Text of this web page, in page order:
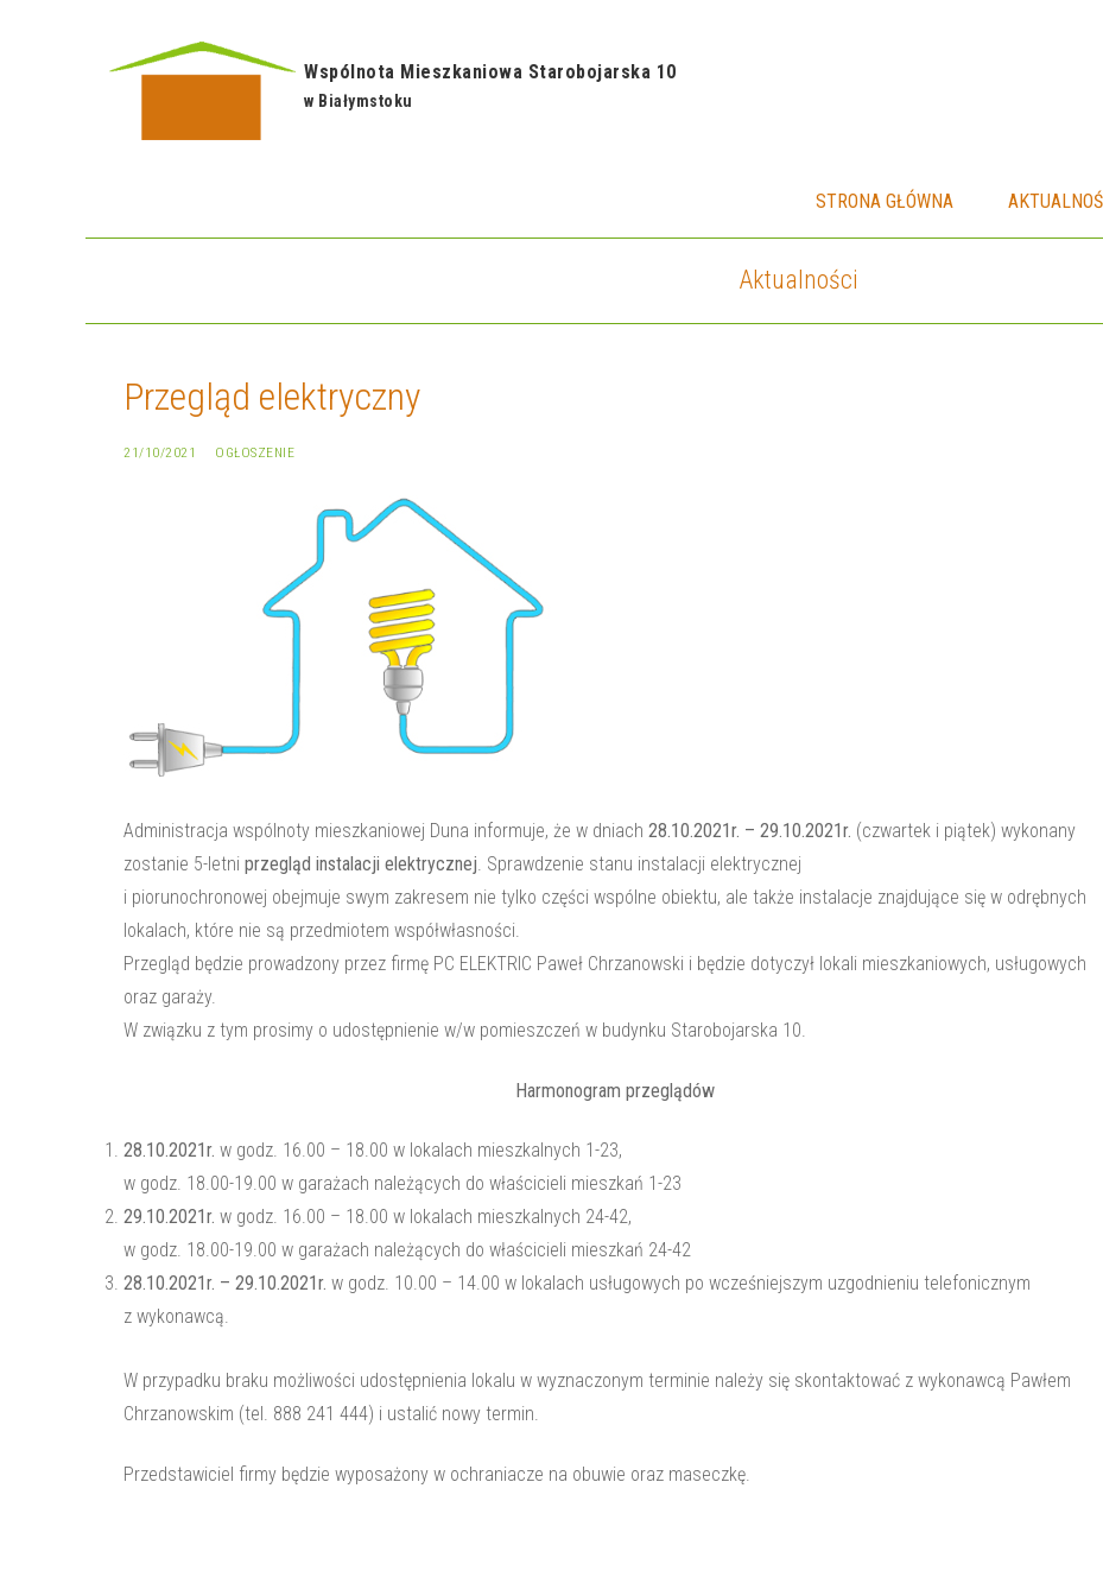
Wspólnota Mieszkaniowa Starobojarska 10
w Białymstoku
STRONA GŁÓWNA
Aktualności
Przegląd elektryczny
21/10/2021 OGŁOSZENIE
Administracja wspólnoty mieszkaniowej Duna informuje, że w dniach 28.10.2021r. – 29.10.2021r. (czwartek i piątek) wykonany
zostanie 5-letni przegląd instalacji elektrycznej. Sprawdzenie stanu instalacji elektrycznej
i piorunochronowej obejmuje swym zakresem nie tylko części wspólne obiektu, ale także instalacje znajdujące się w odrębnych
lokalach, które nie są przedmiotem współwłasności.
Przegląd będzie prowadzony przez firmę PC ELEKTRIC Paweł Chrzanowski i będzie dotyczył lokali mieszkaniowych, usługowych
oraz garaży.
W związku z tym prosimy o udostępnienie w/w pomieszczeń w budynku Starobojarska 10.
Harmonogram przeglądów
28.10.2021r. w godz. 16.00 – 18.00 w lokalach mieszkalnych 1-23,
w godz. 18.00-19.00 w garażach należących do właścicieli mieszkań 1-23
29.10.2021r. w godz. 16.00 – 18.00 w lokalach mieszkalnych 24-42,
w godz. 18.00-19.00 w garażach należących do właścicieli mieszkań 24-42
28.10.2021r. – 29.10.2021r. w godz. 10.00 – 14.00 w lokalach usługowych po wcześniejszym uzgodnieniu telefonicznym
z wykonawcą.
W przypadku braku możliwości udostępnienia lokalu w wyznaczonym terminie należy się skontaktować z wykonawcą Pawłem
Chrzanowskim (tel. 888 241 444) i ustalić nowy termin.
Przedstawiciel firmy będzie wyposażony w ochraniacze na obuwie oraz maseczkę.